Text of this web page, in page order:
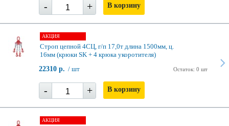
- + В корзину
АКЦИЯ
Строп цепной 4СЦ, г/п 17,0т длина 1500мм, ц.
16мм (крюки SK + 4 крюка укоротителя)
Остаток: 0 шт
22310 р. / шт
- + В корзину
АКЦИЯ